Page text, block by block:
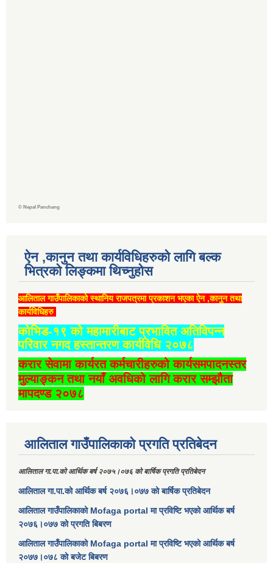
© Nepal Panchang
ऐन ,कानुन तथा कार्यविधिहरुको लागि बल्क
भित्रको लिङ्कमा थिच्‍नुहोस
आलिताल गाउँपालिकाको स्थानिय राजपत्रमा प्रकाशन भएका ऐन ,कानुन तथा
कार्यविधिहरु
कोभिड-१९ को महामारीबाट प्रभावित अतिविपन्न
परिवार नगद हस्तान्तरण कार्यविधि २०७८
करार सेवामा कार्यरत कर्मचारीहरुको कार्यसमपादनस्तर
मुल्याङ्कन तथा नयाँ अवधिको लागि करार सम्झौता
मापदण्ड २०७८
आलिताल गाउँपालिकाको प्रगति प्रतिबेदन
आलिताल गा.पा.को आर्थिक बर्ष २०७५।०७६ को बार्षिक प्रगति प्रतिबेदन
आलिताल गा.पा.को आर्थिक बर्ष २०७६।०७७ को बार्षिक प्रतिबेदन
आलिताल गाउँपालिकाको Mofaga portal मा प्रविष्टि भएको आर्थिक बर्ष
२०७६।०७७ को प्रगति बिबरण
आलिताल गाउँपालिकाको Mofaga portal मा प्रविष्टि भएको आर्थिक बर्ष
२०७७।०७८ को बजेट बिबरण